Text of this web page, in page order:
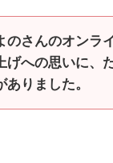
のさんのオンラ
げへの思いに、
ありました。